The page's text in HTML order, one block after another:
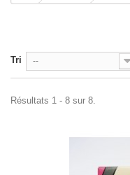
Tri --
Résultats 1 - 8 sur 8.